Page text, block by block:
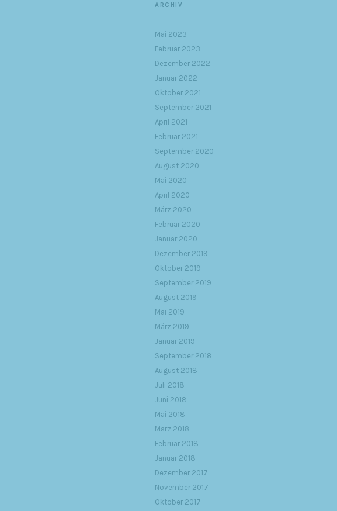
ARCHIV
Mai 2023
Februar 2023
Dezember 2022
Januar 2022
Oktober 2021
September 2021
April 2021
Februar 2021
September 2020
August 2020
Mai 2020
April 2020
März 2020
Februar 2020
Januar 2020
Dezember 2019
Oktober 2019
September 2019
August 2019
Mai 2019
März 2019
Januar 2019
September 2018
August 2018
Juli 2018
Juni 2018
Mai 2018
März 2018
Februar 2018
Januar 2018
Dezember 2017
November 2017
Oktober 2017